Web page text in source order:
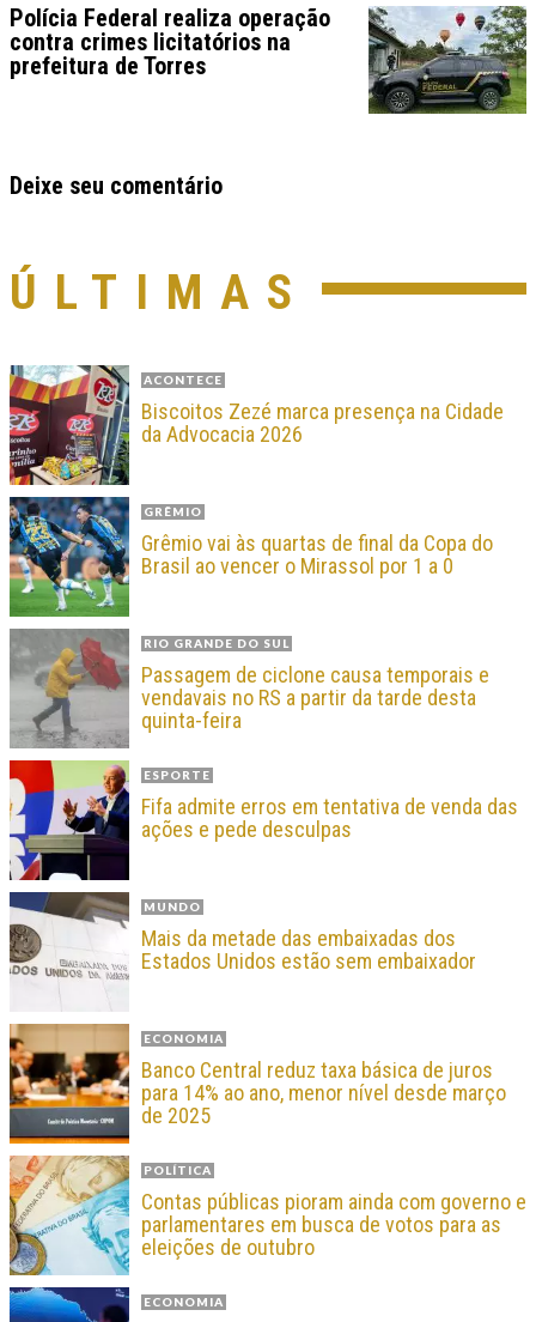
Polícia Federal realiza operação
contra crimes licitatórios na
prefeitura de Torres
Deixe seu comentário
ÚLTIMAS
ACONTECE
Biscoitos Zezé marca presença na Cidade
da Advocacia 2026
GRÊMIO
Grêmio vai às quartas de final da Copa do
Brasil ao vencer o Mirassol por 1 a 0
RIO GRANDE DO SUL
Passagem de ciclone causa temporais e
vendavais no RS a partir da tarde desta
quinta-feira
ESPORTE
Fifa admite erros em tentativa de venda das
ações e pede desculpas
MUNDO
Mais da metade das embaixadas dos
Estados Unidos estão sem embaixador
ECONOMIA
Banco Central reduz taxa básica de juros
para 14% ao ano, menor nível desde março
de 2025
POLÍTICA
Contas públicas pioram ainda com governo e
parlamentares em busca de votos para as
eleições de outubro
ECONOMIA